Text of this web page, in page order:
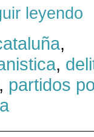
leyendo
,
,
, partidos